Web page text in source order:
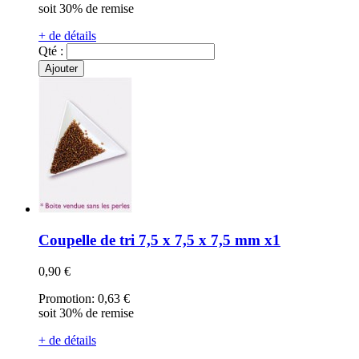
soit 30% de remise
+ de détails
Qté :
Ajouter
Coupelle de tri 7,5 x 7,5 x 7,5 mm x1
0,90 €
Promotion: 0,63 €
soit 30% de remise
+ de détails